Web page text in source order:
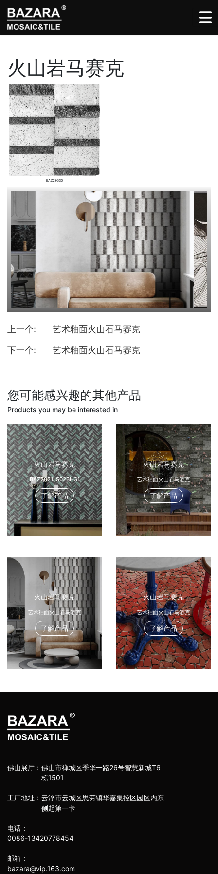
火山岩马赛克
BAZ23G30
上一个: 艺术釉面火山石马赛克
下一个: 艺术釉面火山石马赛克
您可能感兴趣的其他产品
Products you may be interested in
火山岩马赛克
BAZ2021LS02BHG1
了解产品
火山岩马赛克
艺术釉面火山石马赛克
了解产品
火山岩马赛克
艺术釉面火山石马赛克
了解产品
火山岩马赛克
艺术釉面火山石马赛克
了解产品
佛山展厅： 佛山市禅城区季华一路26号智慧新城T6
栋1501
工厂地址： 云浮市云城区思劳镇华嘉集控区园区内东
侧起第一卡
电话：
0086-13420778454
邮箱：
bazara@vip.163.com